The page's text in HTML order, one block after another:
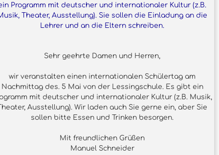
Programm mit deutscher und internationaler Kultur (z.B.
Theater, Ausstellung). Sie sollen die Einladung an die
Lehrer und an die Eltern schreiben.
Sehr geehrte Damen und Herren,
wir veranstalten einen internationalen Schülertag am
Nachmittag des. 5 Mai von der Lessingschule. Es gibt ein
mit deutscher und internationaler Kultur (z.B. Musik,
Ausstellung). Wir laden auch Sie gerne ein, aber Sie
sollen bitte Essen und Trinken besorgen.
Mit freundlichen Grüßen
Manuel Schneider